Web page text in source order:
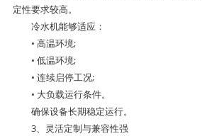
定性要求较高。
冷水机能够适应：
• 高温环境;
• 低温环境;
• 连续启停工况;
• 大负载运行条件。
确保设备长期稳定运行。
3、灵活定制与兼容性强